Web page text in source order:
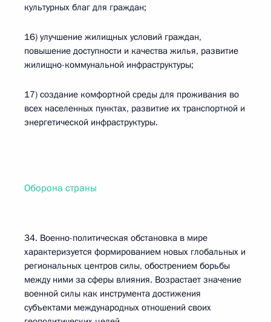
культурных благ для граждан;
16) улучшение жилищных условий граждан,
повышение доступности и качества жилья, развитие
жилищно-коммунальной инфраструктуры;
17) создание комфортной среды для проживания во
всех населенных пунктах, развитие их транспортной и
энергетической инфраструктуры.
Оборона страны
34. Военно-политическая обстановка в мире
характеризуется формированием новых глобальных и
региональных центров силы, обострением борьбы
между ними за сферы влияния. Возрастает значение
военной силы как инструмента достижения
субъектами международных отношений своих